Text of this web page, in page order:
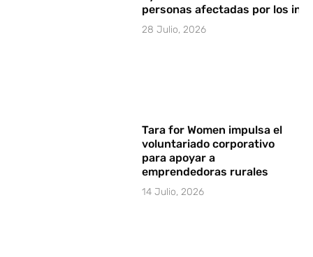
personas afectadas por los
28 Julio, 2026
Tara for Women impulsa el
voluntariado corporativo
para apoyar a
emprendedoras rurales
14 Julio, 2026